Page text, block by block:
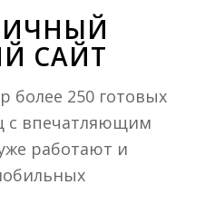
САЙТ
более 250 готовых
с впечатляющим
работают и